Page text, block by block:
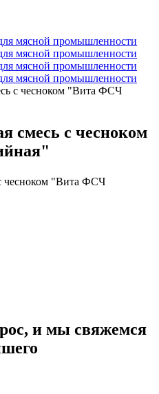
мясной промышленности
мясной промышленности
мясной промышленности
мясной промышленности
с чесноком "Вита ФСЧ
смесь с чесноком
и мы свяжемся